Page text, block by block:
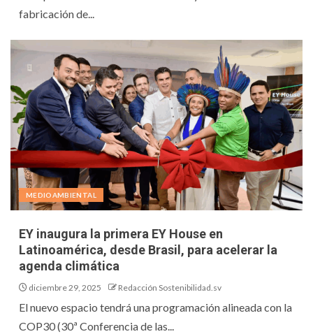
fabricación de...
MEDIOAMBIENTAL
EY inaugura la primera EY House en
Latinoamérica, desde Brasil, para acelerar la
agenda climática
diciembre 29, 2025 Redacción Sostenibilidad.sv
El nuevo espacio tendrá una programación alineada con la
COP30 (30ª Conferencia de las...